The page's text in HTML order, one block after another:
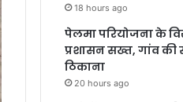
18 hours ago
पेलमा परियोजना के
प्रशासन सख्त, गांव की
ठिकाना
20 hours ago